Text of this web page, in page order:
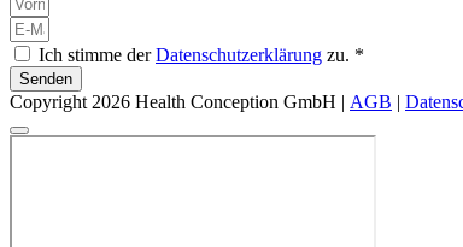
Ich stimme derDatenschutzerklärung zu. *
Senden
Copyright 2026 Health Conception GmbH | AGB